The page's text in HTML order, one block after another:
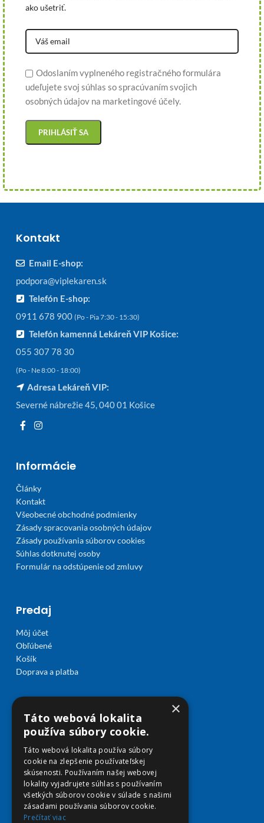
ako ušetriť.
Odoslaním vyplneného registračného formulára
udeľujete svoj súhlas so spracúvaním svojich
osobných údajov na marketingové účely.
Kontakt
Email E-shop:
podpora@viplekaren.sk
Telefón E-shop:
0911 678 900 (Po - Pia 7:30 - 15:30)
Telefón kamenná Lekáreň VIP Košice:
055 307 78 30
(Po - Ne 8:00 - 18:00)
Adresa Lekáreň VIP:
Severné nábrežie 45, 040 01 Košice
Informácie
Články
Kontakt
Všeobecné obchodné podmienky
Zásady spracovania osobných údajov
Zásady používania súborov cookies
Súhlas dotknutej osoby
Formulár na odstúpenie od zmluvy
Predaj
Môj účet
Obľúbené
Košík
Doprava a platba
×
Táto webová lokalita
používa súbory cookie.
Táto webová lokalita používa súbory
cookie na zlepšenie používateľskej
skúsenosti. Používaním našej webovej
lokality vyjadrujete súhlas s používaním
všetkých súborov cookie v súlade s našimi
zásadami používania súborov cookie.
Prečítať viac